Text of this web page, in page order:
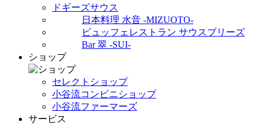
ドギーズサウス
日本料理 水音 -MIZUOTO-
ビュッフェレストラン サウスブリーズ
Bar 翠 -SUI-
ショップ
セレクトショップ
小谷流コンビニショップ
小谷流ファーマーズ
サービス